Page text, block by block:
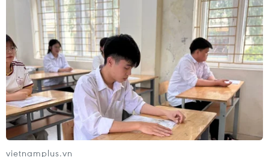
vietnamplus.vn